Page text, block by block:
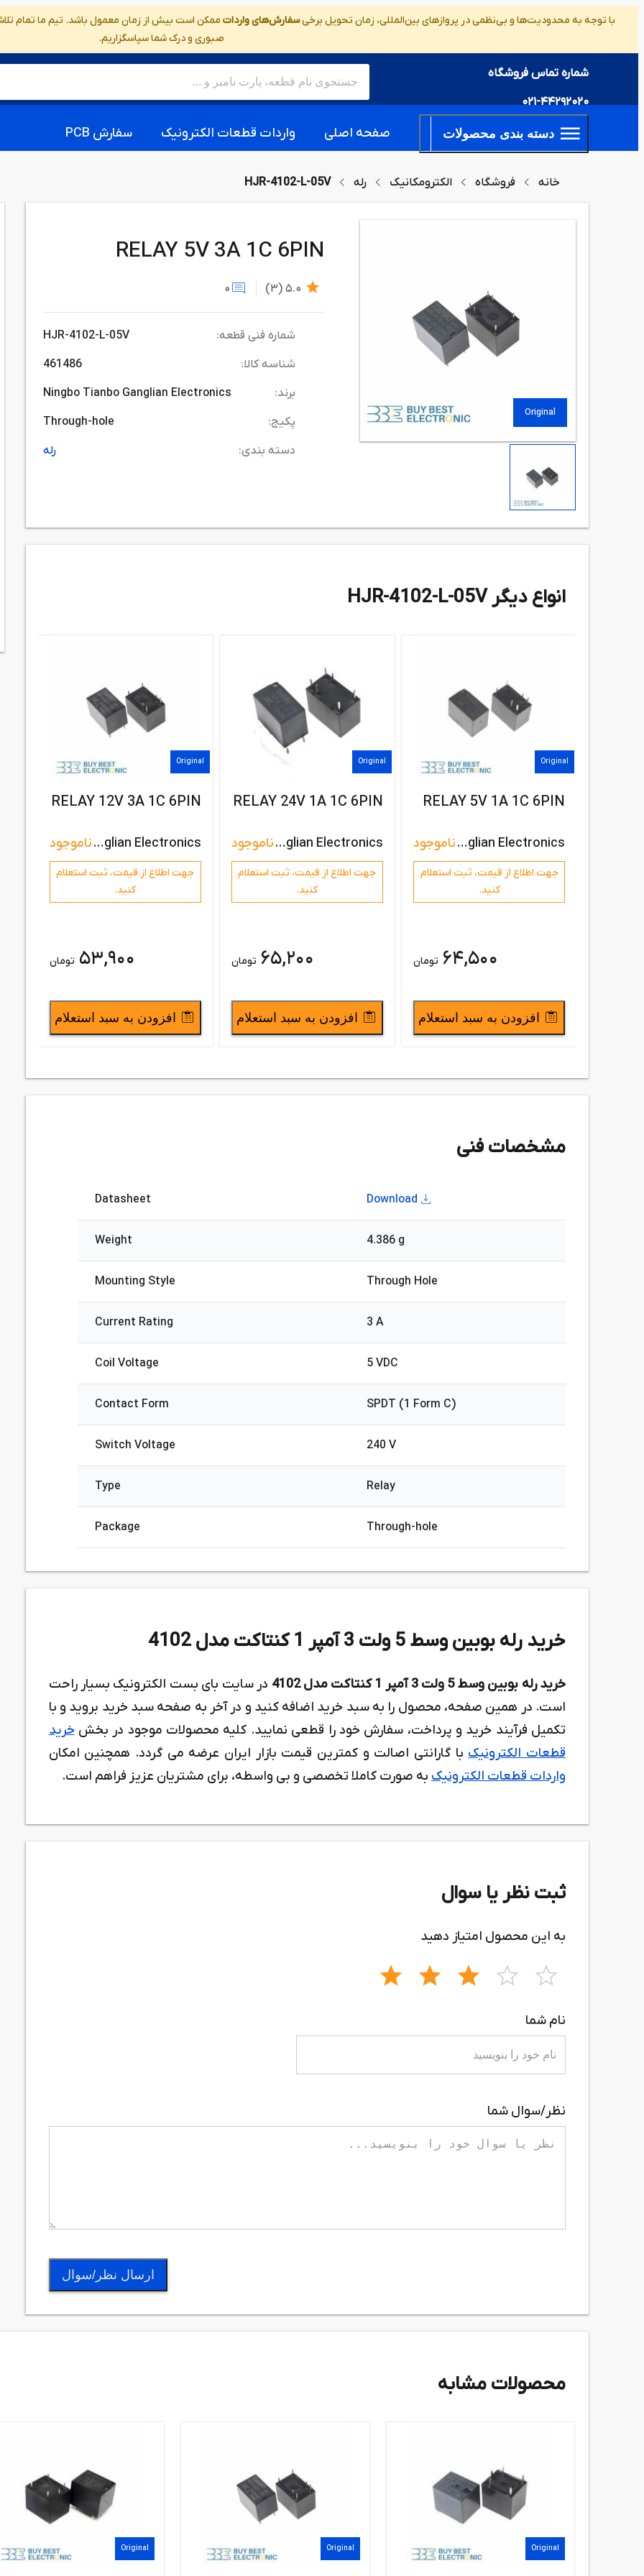
با توجه به محدودیت‌ها و بی‌نظمی در پروازهای بین‌المللی، زمان تحویل برخیسفارش‌های واردات ممکن است بیش از زمان معمول باشد. تیم ما تمام
صبوری و درک شما سپاسگزاریم.
شماره تماس فروشگاه
021-44292020
دسته بندی محصولات صفحه اصلی واردات قطعات الکترونیک سفارش PCB
خانه فروشگاه الکترومکانیک رله HJR-4102-L-05V
Original
RELAY 5V 3A 1C 6PIN
5.0
(3)
0
شماره فنی قطعه:
HJR-4102-L-05V
شناسه کالا:
461486
برند:
Ningbo Tianbo Ganglian Electronics
پکیج:
Through-hole
دسته بندی:
رله
انواع دیگر HJR-4102-L-05V
Original
RELAY 12V 3A 1C 6PIN
Ningbo Tianbo Ganglian Electronicsناموجود
جهت اطلاع از قیمت،‌ ثبت استعلام
کنید.
53,900 تومان
افزودن به سبد استعلام
Original
RELAY 24V 1A 1C 6PIN
Ningbo Tianbo Ganglian Electronicsناموجود
جهت اطلاع از قیمت،‌ ثبت استعلام
کنید.
65,200 تومان
افزودن به سبد استعلام
Original
RELAY 5V 1A 1C 6PIN
Ningbo Tianbo Ganglian Electronicsناموجود
جهت اطلاع از قیمت،‌ ثبت استعلام
کنید.
64,500 تومان
افزودن به سبد استعلام
مشخصات فنی
Datasheet Download
Weight 4.386 g
Mounting Style Through Hole
Current Rating 3 A
Coil Voltage 5 VDC
Contact Form SPDT (1 Form C)
Switch Voltage 240 V
Type Relay
Package Through-hole
خرید رله بوبین وسط 5 ولت 3 آمپر 1 کنتاکت مدل 4102
خرید رله بوبین وسط 5 ولت 3 آمپر 1 کنتاکت مدل 4102
در سایت بای بست الکترونیک بسیار راحت
است. در همین صفحه، محصول را به سبد خرید اضافه کنید و در آخر به صفحه سبد خرید بروید و با
تکمیل فرآیند خرید و پرداخت، سفارش خود را قطعی نمایید. کلیه محصولات موجود در بخشخرید
قطعات الکترونیکبا گارانتی اصالت و کمترین قیمت بازار ایران عرضه می گردد. همچنین امکان
واردات قطعات الکترونیک به صورت کاملا تخصصی و بی واسطه، برای مشتریان عزیز فراهم است.
ثبت نظر یا سوال
به این محصول امتیاز دهید
نام شما
نظر/سوال شما
ارسال نظر/سوال
محصولات مشابه
Original
Original
Original